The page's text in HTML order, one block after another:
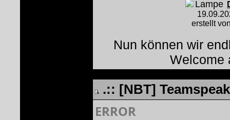
erstellt
Nun können wir
Welcome
.:: [NBT]
ERROR